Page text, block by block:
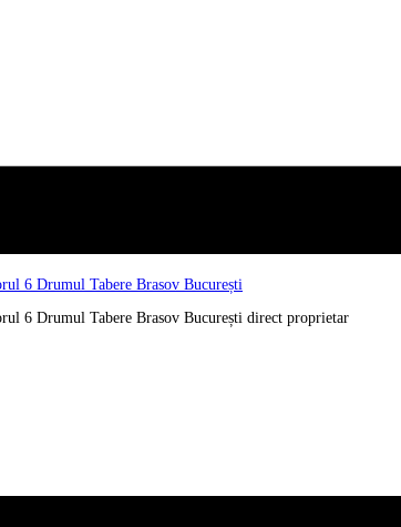
6 Drumul Tabere Brasov București
6 Drumul Tabere Brasov București direct proprietar